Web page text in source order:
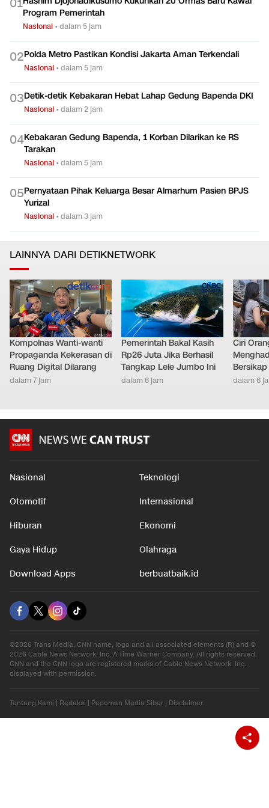
01
Program Pemerintah
Nasional •dalam 5 jam
02Polda Metro Pastikan Kondisi Jakarta Aman Terkendali
Nasional •dalam 5 jam
03Detik-detik Kebakaran Hebat Lahap Gedung Bapenda DKI
Nasional •dalam 2 jam
04Kebakaran Gedung Bapenda, 1 Korban Dilarikan ke RS
Tarakan
Nasional •dalam 5 jam
05Pernyataan Pihak Keluarga Besar Almarhum Pasien BPJS
Yurizal
Nasional •dalam 3 jam
LAINNYA DARI DETIKNETWORK
Kompolnas Wanti-wanti
Propaganda Kekerasan di
Ruang Digital Dilarang
dalam 7 jam
Pemerintah Bakal Kasih
Rp26 Juta Jika Berhasil
Tangkap Lele Jumbo Ini
dalam 6 jam
Ciri
dalam 6
Nasional Teknologi
Otomotif Internasional
Hiburan Ekonomi
Gaya Hidup Olahraga
Download Apps berbuatbaik.id
©2026 Trans Media, CNN name, logo and all associated elements (R) and ©
2026 Cable News Network, Inc. A Time Warner Company. All rights reserved.
CNN and the CNN logo are registered marks of Cable News Network, Inc.,
displayed with permission.
Tentang Kami | Redaksi | Pedoman Media Siber | Disclaimer